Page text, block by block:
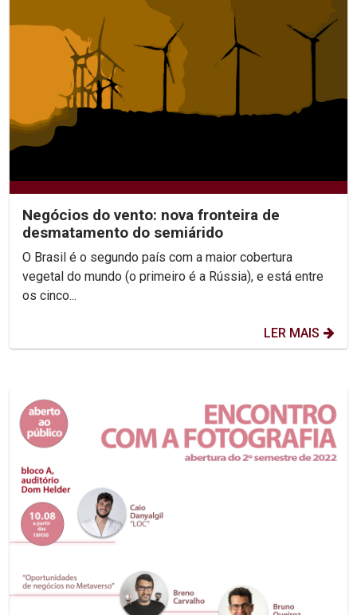
Negócios do vento: nova fronteira de
desmatamento do semiárido
O Brasil é o segundo país com a maior cobertura
vegetal do mundo (o primeiro é a Rússia), e está entre
os cinco...
LER MAIS